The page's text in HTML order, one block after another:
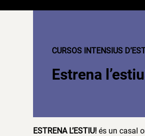
CURSOS INTENSIUS
Estrena
ESTRENA L’ESTIU! és un casal